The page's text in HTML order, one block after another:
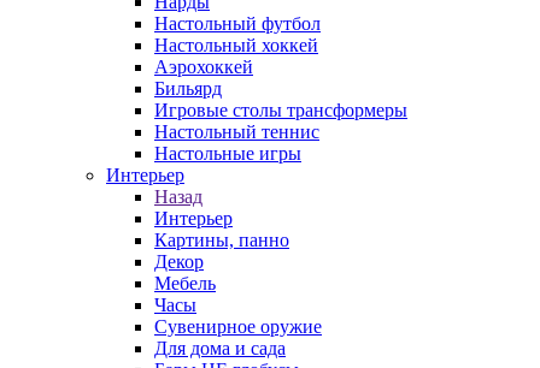
Настольный футбол
Настольный хоккей
Аэрохоккей
Бильярд
Игровые столы трансформеры
Настольный теннис
Настольные игры
Интерьер
Назад
Интерьер
Картины, панно
Декор
Мебель
Часы
Сувенирное оружие
Для дома и сада